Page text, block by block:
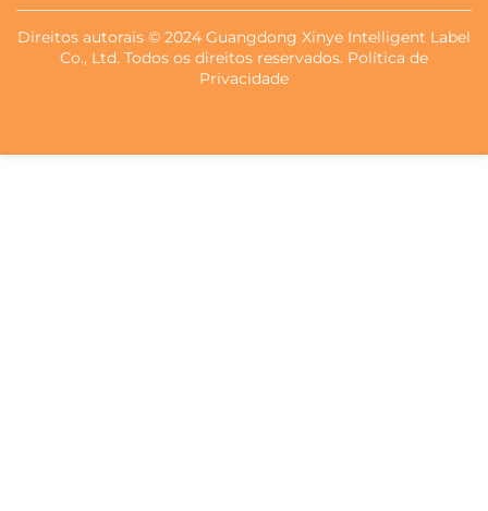
Direitos autorais © 2024 Guangdong Xinye Intelligent Label
Co., Ltd. Todos os direitos reservados. Política de
Privacidade